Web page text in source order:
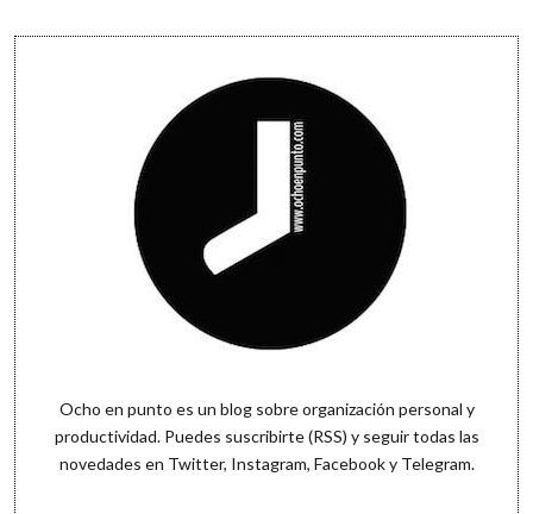
Sidebar
Ocho en punto es un blog sobre organización personal y
productividad. Puedes suscribirte (RSS) y seguir todas las
novedades en Twitter, Instagram, Facebooky Telegram.